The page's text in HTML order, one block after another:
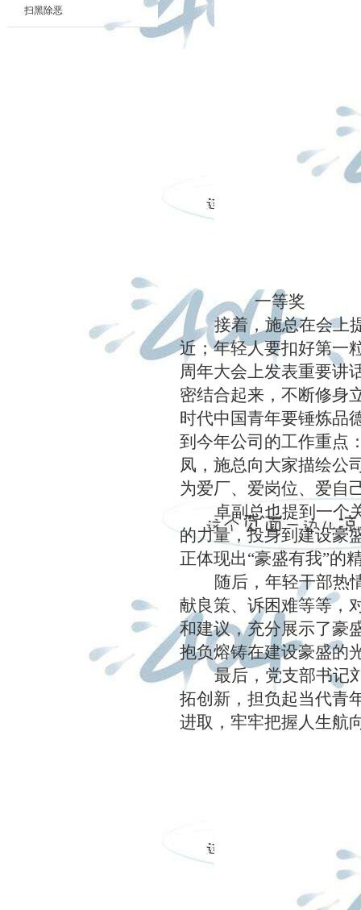
扫黑除恶
一等奖
接着，施总在会上
近；年轻人要扣好第一
周年大会上发表重要讲
密结合起来，不断修身
时代中国青年要锤炼品
到今年公司的工作重点
凤，施总向大家描绘公
为爱厂、爱岗位、爱自
卓副总也提到一个
的力量，投身到建设豪
正体现出“豪盛有我”的
随后，年轻干部热
献良策、诉困难等等，
和建议，充分展示了豪
抱负熔铸在建设豪盛的
最后，党支部书记
拓创新，担负起当代青
进取，牢牢把握人生航